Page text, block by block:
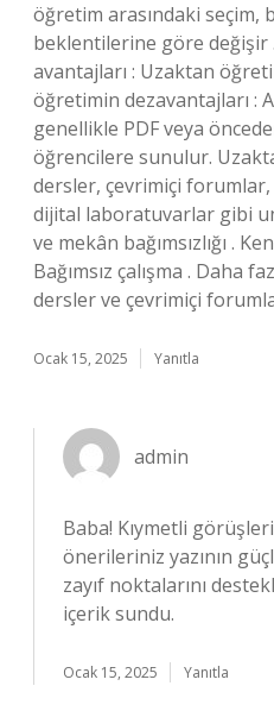
öğretim arasındaki seçim,
beklentilerine göre değişir
avantajları : Uzaktan
öğretimin dezavantajları :
genellikle PDF veya
öğrencilere sunulur.
dersler, çevrimiçi
dijital laboratuvarlar gibi
ve mekân bağımsızlığı .
Bağımsız çalışma . Daha
dersler ve çevrimiçi
Ocak 15, 2025 Yanıtla
admin
Baba! Kıymetli
önerileriniz yazının
zayıf noktalarını
içerik sundu.
Ocak 15, 2025 Yanıtla